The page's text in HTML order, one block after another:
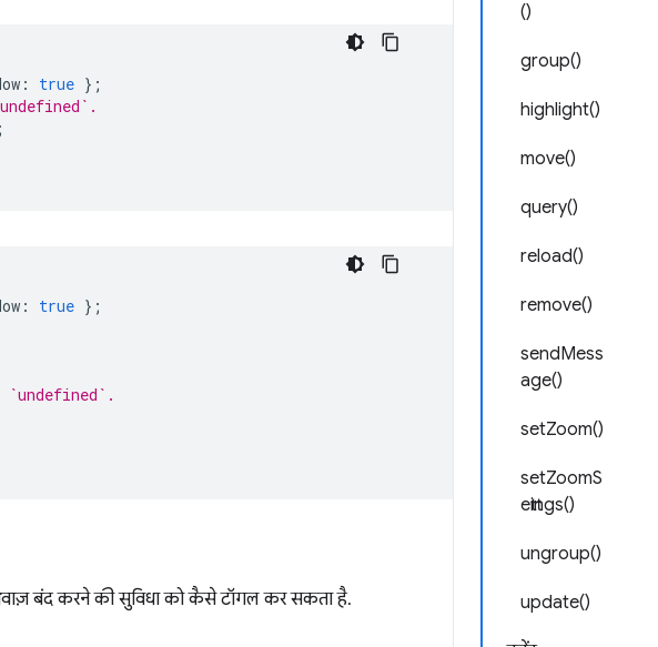
()
group()
highlight()
move()
query()
reload()
remove()
sendMess
age()
setZoom()
setZoomS
ettings()
ungroup()
update()
: true };
: true };
बंद करने की सुविधा को कैसे टॉगल कर सकता है.